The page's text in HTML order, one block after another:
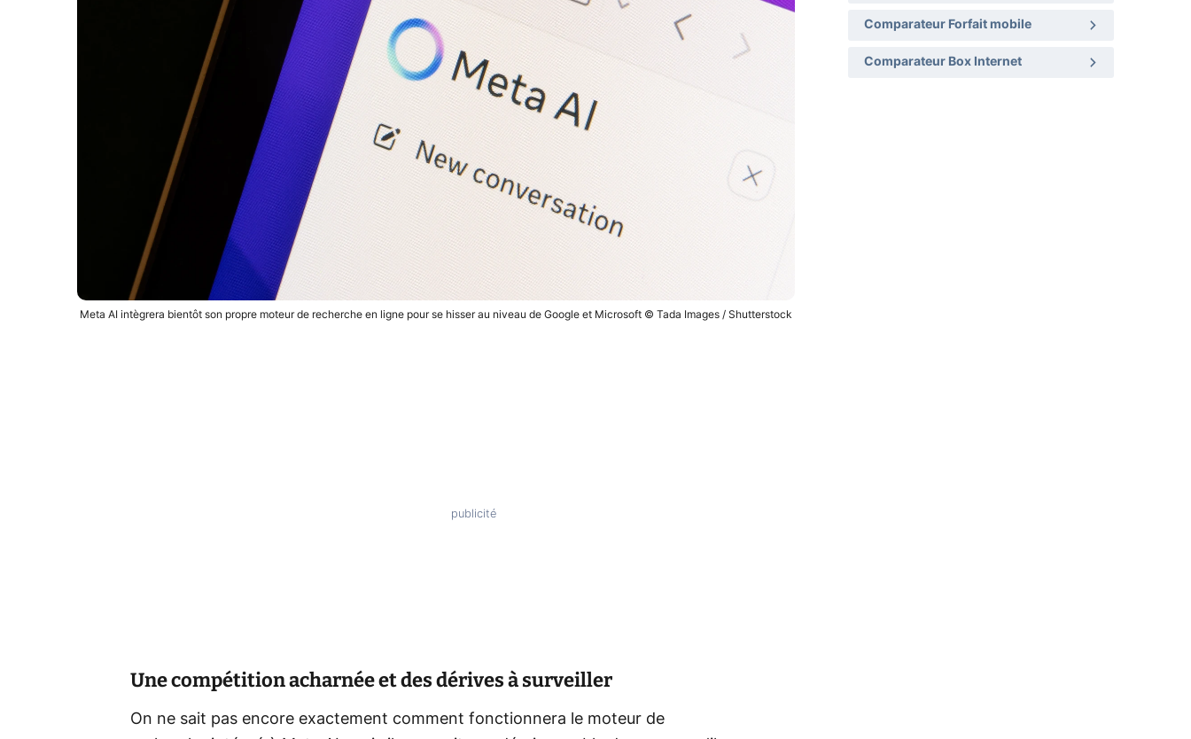
Meta AI intègrera bientôt son propre moteur de recherche en ligne pour se hisser au niveau de Google et Microsoft © Tada Images / Shutterstock
Une compétition acharnée et des dérives à surveiller
On ne sait pas encore exactement comment fonctionnera le moteur de
Comparateur Forfait mobile
Comparateur Box Internet